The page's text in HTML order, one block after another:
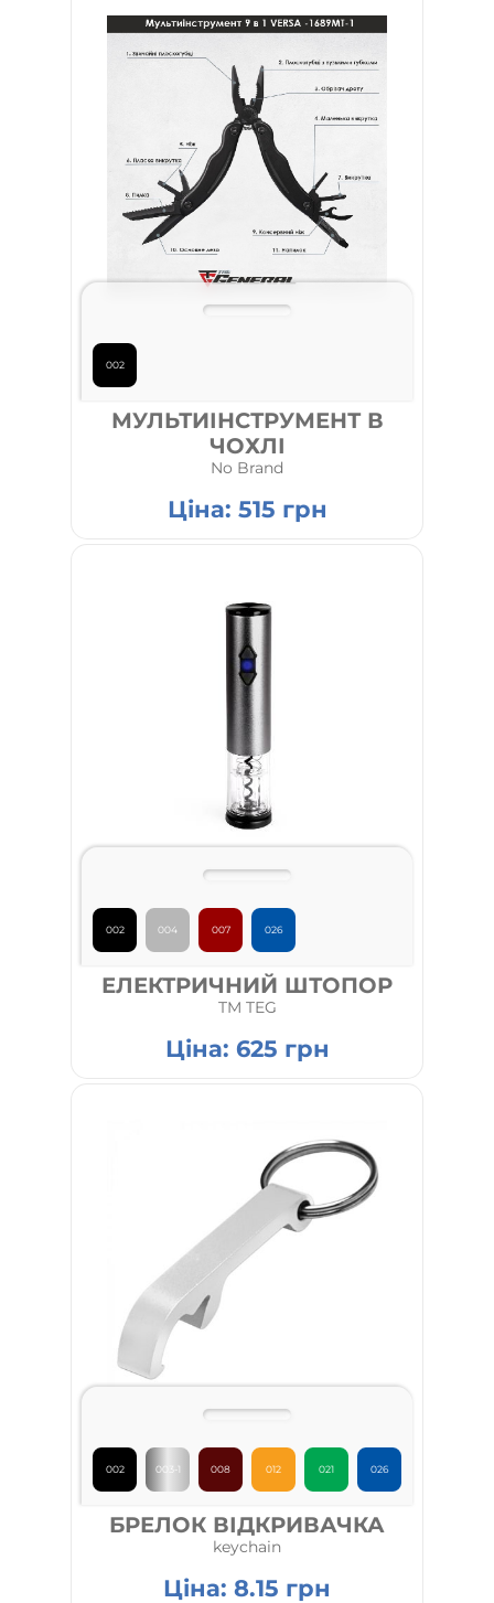
002
МУЛЬТИІНСТРУМЕНТ В
ЧОХЛІ
No Brand
Ціна: 515 грн
002 004 007 026
ЕЛЕКТРИЧНИЙ ШТОПОР
TM TEG
Ціна: 625 грн
002 003-1 008 012 021 026
БРЕЛОК ВІДКРИВАЧКА
keychain
Ціна: 8.15 грн